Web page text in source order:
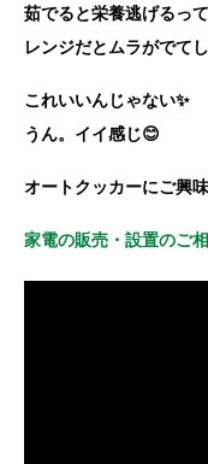
茹でると栄養逃げるっ
レンジだとムラがでてし
これいいんじゃない✨
うん。イイ感じ😊
オートクッカーにご興
家電の販売・設置のご